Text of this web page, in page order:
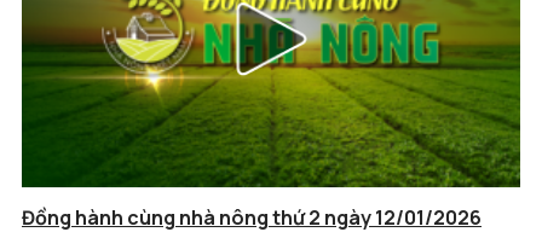
Đồng hành cùng nhà nông thứ 2 ngày 12/01/2026